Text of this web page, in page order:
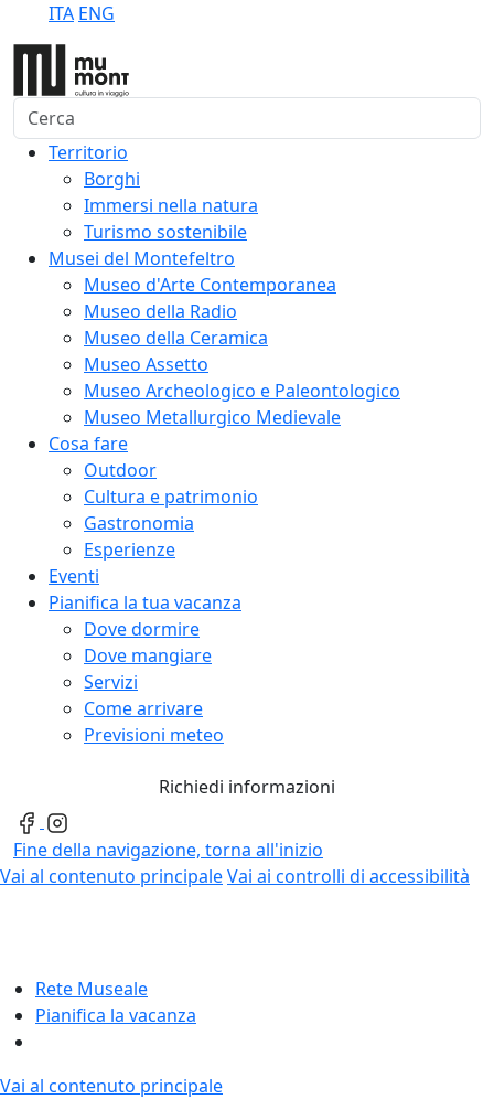
ITA ENG
Cerca
Territorio
Borghi
Immersi nella natura
Turismo sostenibile
Musei del Montefeltro
Museo d'Arte Contemporanea
Museo della Radio
Museo della Ceramica
Museo Assetto
Museo Archeologico e Paleontologico
Museo Metallurgico Medievale
Cosa fare
Outdoor
Cultura e patrimonio
Gastronomia
Esperienze
Eventi
Pianifica la tua vacanza
Dove dormire
Dove mangiare
Servizi
Come arrivare
Previsioni meteo
Richiedi informazioni
Fine della navigazione, torna all'inizio
Vai al contenuto principaleVai ai controlli di accessibilità
Rete Museale
Pianifica la vacanza
Vai al contenuto principale